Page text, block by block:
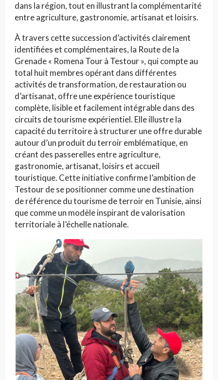
dans la région, tout en illustrant la complémentarité
entre agriculture, gastronomie, artisanat et loisirs.
À travers cette succession d’activités clairement
identifiées et complémentaires, la Route de la
Grenade « Romena Tour à Testour », qui compte au
total huit membres opérant dans différentes
activités de transformation, de restauration ou
d’artisanat, offre une expérience touristique
complète, lisible et facilement intégrable dans des
circuits de tourisme expérientiel. Elle illustre la
capacité du territoire à structurer une offre durable
autour d’un produit du terroir emblématique, en
créant des passerelles entre agriculture,
gastronomie, artisanat, loisirs et accueil
touristique. Cette initiative confirme l’ambition de
Testour de se positionner comme une destination
de référence du tourisme de terroir en Tunisie, ainsi
que comme un modèle inspirant de valorisation
territoriale à l’échelle nationale.